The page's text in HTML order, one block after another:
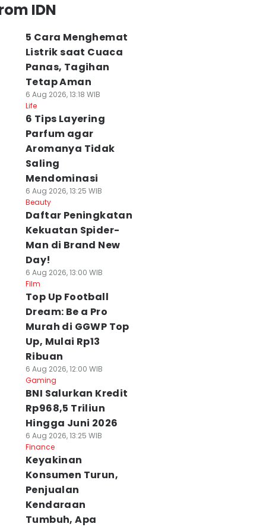
IDN
5 Cara Menghemat
Listrik saat Cuaca
Panas, Tagihan
Tetap Aman
6 Aug 2026, 13:18 WIB
Life
6 Tips Layering
Parfum agar
Aromanya Tidak
Saling
Mendominasi
6 Aug 2026, 13:25 WIB
Beauty
Daftar Peningkatan
Kekuatan Spider-
Man di Brand New
Day!
6 Aug 2026, 13:00 WIB
Film
Top Up Football
Dream: Be a Pro
Murah di GGWP Top
Up, Mulai Rp13
Ribuan
6 Aug 2026, 12:00 WIB
Gaming
BNI Salurkan Kredit
Rp968,5 Triliun
Hingga Juni 2026
6 Aug 2026, 13:25 WIB
Finance
Keyakinan
Konsumen Turun,
Penjualan
Kendaraan
Tumbuh, Apa